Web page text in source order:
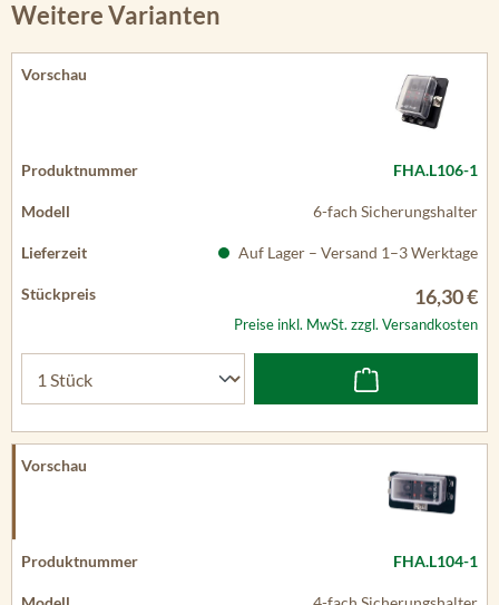
Weitere Varianten
FHA.L106-1
6-fach Sicherungshalter
Auf Lager – Versand 1–3 Werktage
16,30 €
Preise inkl. MwSt. zzgl. Versandkosten
FHA.L104-1